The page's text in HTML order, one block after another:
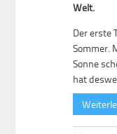
Welt.
Der erste
Sommer.
Sonne
hat